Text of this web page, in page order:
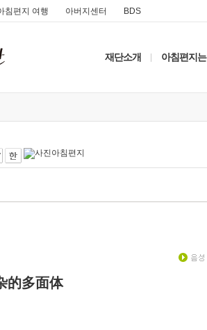
침편지 여행 아버지센터 BDS
재단소개 아침편지는
的多面体